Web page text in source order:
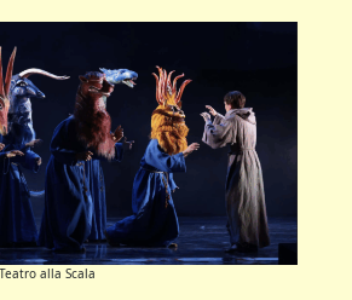
alla Scala